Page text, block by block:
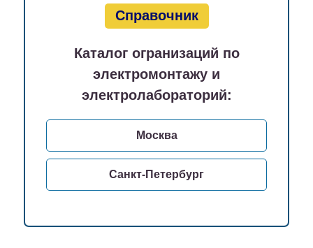
Справочник
Каталог огранизаций по
электромонтажу и
электролабораторий:
Москва
Санкт-Петербург